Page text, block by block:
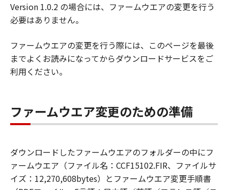
Version 1.0.2 の場合には、ファームウエアの変更を行う
必要はありません。
ファームウエアの変更を行う際には、このページを最後
までよくお読みになってからダウンロードサービスをご
利用ください。
ファームウエア変更のための準備
ダウンロードしたファームウエアのフォルダーの中にフ
ァームウエア（ファイル名：CCF15102.FIR、ファイルサ
イズ：12,270,608bytes）とファームウエア変更手順書